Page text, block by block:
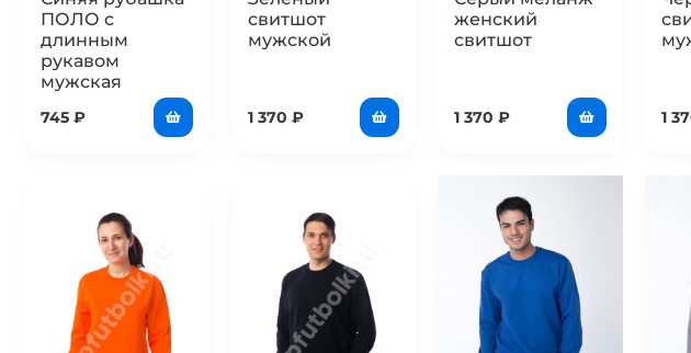
ПОЛО с
длинным
рукавом
мужская
745 ₽
свитшот
мужской
1 370 ₽
женский
свитшот
1 370₽ 1